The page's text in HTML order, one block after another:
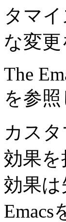
タマ
な変
The
を参照
カス
効果を
効果